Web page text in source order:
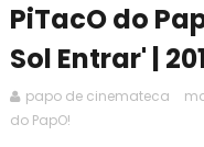
PiTacO do
Sol Entrar' |
papo de cinemateca
do PapO!